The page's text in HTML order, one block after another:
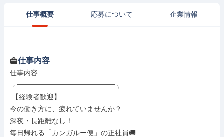
仕事概要 応募について 企業情報
仕事内容
仕事内容
╭━━━━━━━━━━━━━━╮
今の働き方に、疲れていませんか？
深夜・長距離なし！
毎日帰れる「カンガルー便」の正社員🚚